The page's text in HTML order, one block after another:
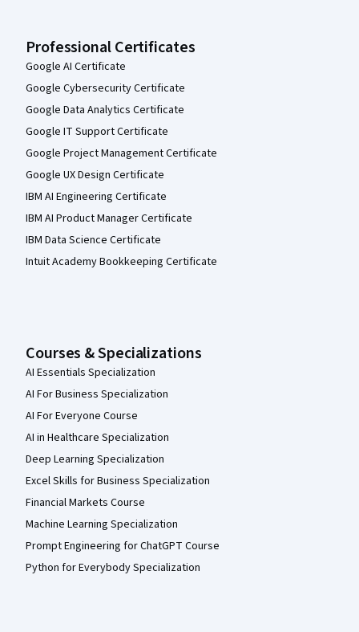
Professional Certificates
Google AI Certificate
Google Cybersecurity Certificate
Google Data Analytics Certificate
Google IT Support Certificate
Google Project Management Certificate
Google UX Design Certificate
IBM AI Engineering Certificate
IBM AI Product Manager Certificate
IBM Data Science Certificate
Intuit Academy Bookkeeping Certificate
Courses & Specializations
AI Essentials Specialization
AI For Business Specialization
AI For Everyone Course
AI in Healthcare Specialization
Deep Learning Specialization
Excel Skills for Business Specialization
Financial Markets Course
Machine Learning Specialization
Prompt Engineering for ChatGPT Course
Python for Everybody Specialization